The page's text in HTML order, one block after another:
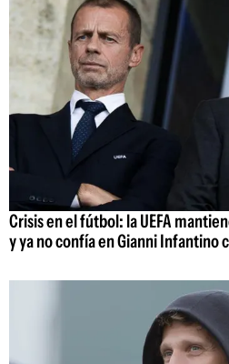
Crisis en el fútbol: la UEFA
y ya no confía en Gianni Infantino